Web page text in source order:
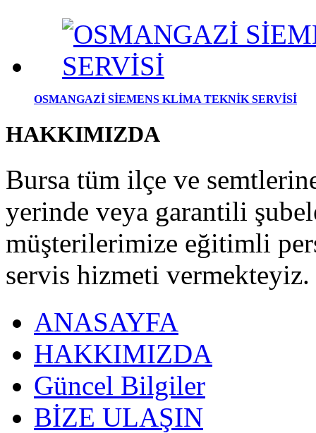
OSMANGAZİ SİEMENS KLİMA TEKNİK SERVİSİ
HAKKIMIZDA
Bursa tüm ilçe ve
yerinde veya garantili
müşterilerimize eğitimli
servis hizmeti vermekteyiz.
ANASAYFA
HAKKIMIZDA
Güncel Bilgiler
BİZE ULAŞIN